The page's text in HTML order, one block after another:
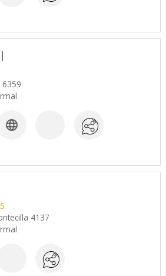
6359

4137